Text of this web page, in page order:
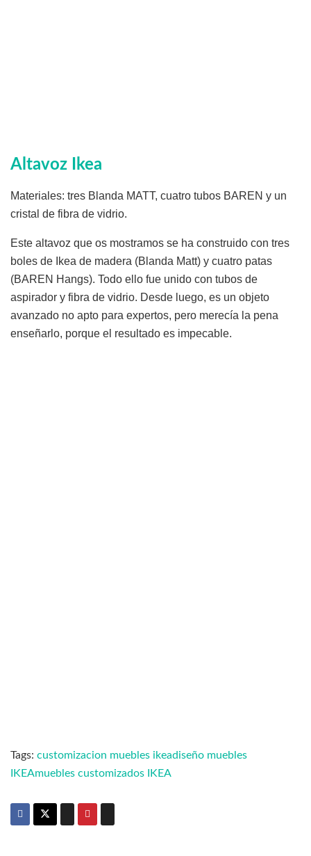
Altavoz Ikea
Materiales: tres Blanda MATT, cuatro tubos BAREN y un
cristal de fibra de vidrio.
Este altavoz que os mostramos se ha construido con tres
boles de Ikea de madera (Blanda Matt) y cuatro patas
(BAREN Hangs). Todo ello fue unido con tubos de
aspirador y fibra de vidrio. Desde luego, es un objeto
avanzado no apto para expertos, pero merecía la pena
enseñarlo, porque el resultado es impecable.
Tags: customizacion muebles ikeadiseño muebles
IKEAmuebles customizados IKEA